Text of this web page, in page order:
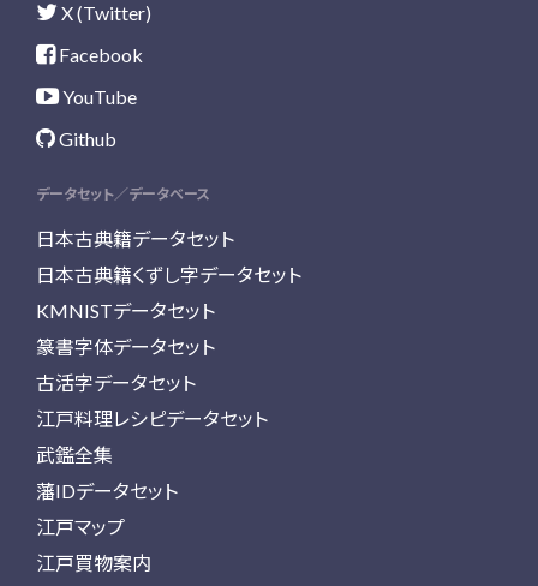
X (Twitter)
Facebook
YouTube
Github
データセット／データベース
日本古典籍データセット
日本古典籍くずし字データセット
KMNISTデータセット
篆書字体データセット
古活字データセット
江戸料理レシピデータセット
武鑑全集
藩IDデータセット
江戸マップ
江戸買物案内